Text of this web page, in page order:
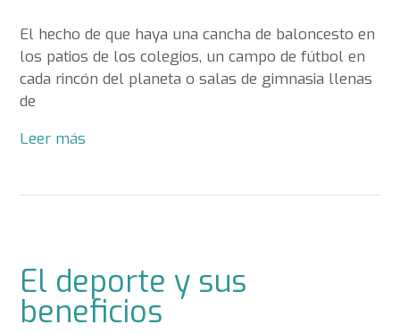
El hecho de que haya una cancha de baloncesto en
los patios de los colegios, un campo de fútbol en
cada rincón del planeta o salas de gimnasia llenas
de
Leer más
El deporte y sus
beneficios